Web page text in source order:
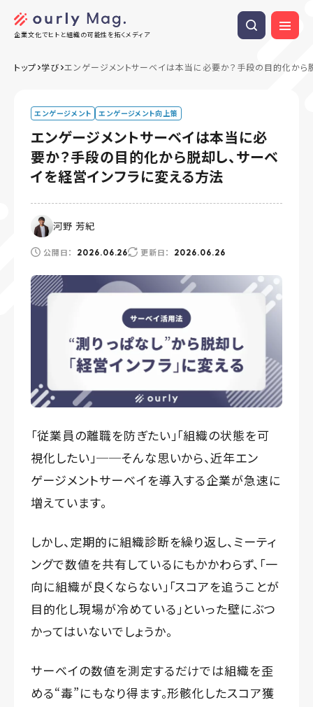
企業文化でヒトと組織の可能性を拓くメディア
トップ 学び エンゲージメントサーベイは本当に必要か？手段の目的化から
エンゲージメント エンゲージメント向上策
エンゲージメントサーベイは本当に必
要か？手段の目的化から脱却し、サーベ
イを経営インフラに変える方法
河野 芳紀
公開日： 2026.06.26 更新日： 2026.06.26
「従業員の離職を防ぎたい」「組織の状態を可
視化したい」──そんな思いから、近年エン
ゲージメントサーベイを導入する企業が急速に
増えています。
しかし、定期的に組織診断を繰り返し、ミーティ
ングで数値を共有しているにもかかわらず、「一
向に組織が良くならない」「スコアを追うことが
目的化し現場が冷めている」といった壁にぶつ
かってはいないでしょうか。
サーベイの数値を測定するだけでは組織を歪
める“毒”にもなり得ます。形骸化したスコア獲